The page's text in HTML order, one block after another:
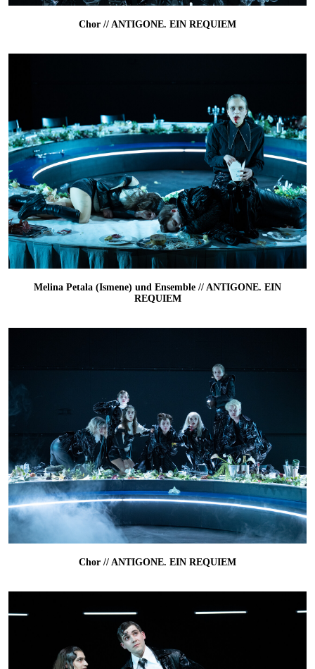
Chor // ANTIGONE. EIN REQUIEM
Melina Petala (Ismene) und Ensemble // ANTIGONE. EIN
REQUIEM
Chor // ANTIGONE. EIN REQUIEM